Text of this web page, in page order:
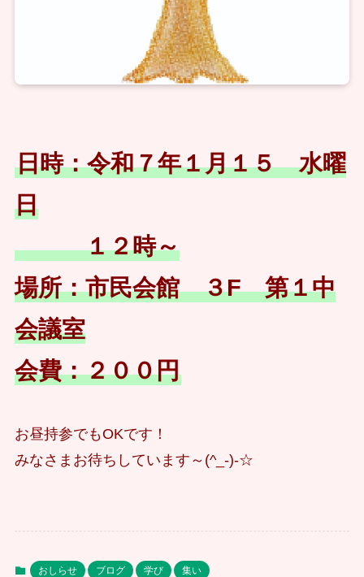
日時：令和７年１月１５ 水曜
日
１２時～
場所：市民会館 ３F 第１中
会議室
会費：２００円
お昼持参でもOKです！
みなさまお待ちしています～(^_-)-☆
おしらせ ブログ 学び 集い